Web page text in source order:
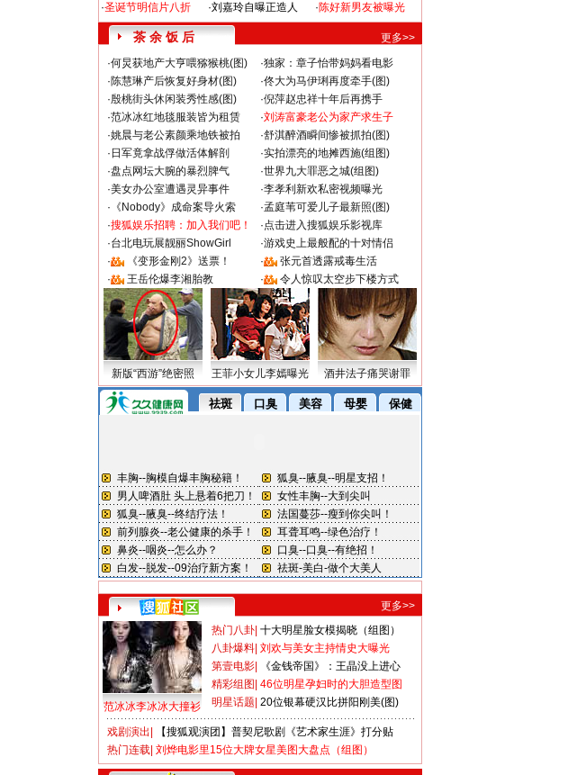
·圣诞节明信片八折
·刘嘉玲自曝正造人
·陈好新男友被曝光
茶 余 饭 后
更多>>
·何炅获地产大亨喂猕猴桃(图) ·独家：章子怡带妈妈看电影
·陈慧琳产后恢复好身材(图) ·佟大为马伊琍再度牵手(图)
·殷桃街头休闲装秀性感(图) ·倪萍赵忠祥十年后再携手
·范冰冰红地毯服装皆为租赁 ·刘涛富豪老公为家产求生子
·姚晨与老公素颜乘地铁被拍 ·舒淇醉酒瞬间惨被抓拍(图)
· 日军竟拿战俘做活体解剖 ·实拍漂亮的地摊西施(组图)
·盘点网坛大腕的暴烈脾气 ·世界九大罪恶之城(组图)
·美女办公室遭遇灵异事件 ·李孝利新欢私密视频曝光
· 《Nobody》成命案导火索 ·孟庭苇可爱儿子最新照(图)
·搜狐娱乐招聘：加入我们吧！ ·点击进入搜狐娱乐影视库
·台北电玩展靓丽ShowGirl ·游戏史上最般配的十对情侣
·
《变形金刚2》送票！ ·
张元首透露戒毒生活
·
王岳伦爆李湘胎教 · 令人惊叹太空步下楼方式
新版“西游”绝密照 王菲小女儿李嫣曝光 酒井法子痛哭谢罪
更多>>
范冰冰李冰冰大撞衫
热门八卦 十大明星脸女模揭晓（组图）
八卦爆料 刘欢与美女主持情史大曝光
第壹电影
《金钱帝国》：王晶没上进心
精彩组图 46位明星孕妇时的大胆造型图
明星话题 20位银幕硬汉比拼阳刚美(图)
戏剧演出
【搜狐观演团】普契尼歌剧《艺术家生涯》打分贴
热门连载 刘烨电影里15位大牌女星美图大盘点（组图）